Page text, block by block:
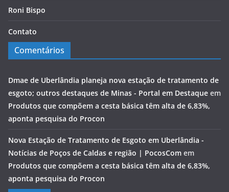
Roni Bispo
Contato
Comentários
Dmae de Uberlândia planeja nova estação de tratamento de
esgoto; outros destaques de Minas - Portal em Destaque em
Produtos que compõem a cesta básica têm alta de 6,83%,
aponta pesquisa do Procon
Nova Estação de Tratamento de Esgoto em Uberlândia -
Notícias de Poços de Caldas e região | PocosCom em
Produtos que compõem a cesta básica têm alta de 6,83%,
aponta pesquisa do Procon